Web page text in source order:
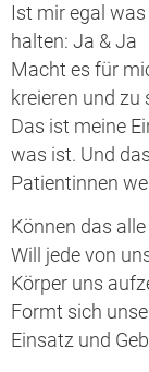
Ist mir egal
halten: Ja & Ja
Macht es für
kreieren und zu
Das ist meine
was ist. Und
Patientinnen
Können das
Will jede von
Körper uns
Formt sich
Einsatz und